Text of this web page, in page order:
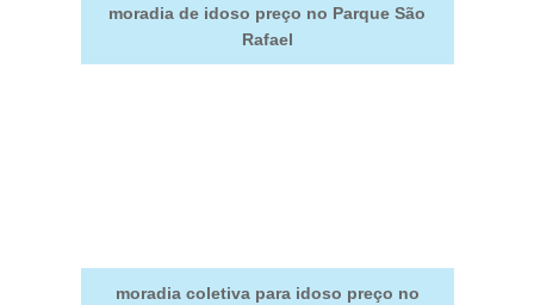
moradia de idoso preço no Parque São
Rafael
moradia coletiva para idoso preço no